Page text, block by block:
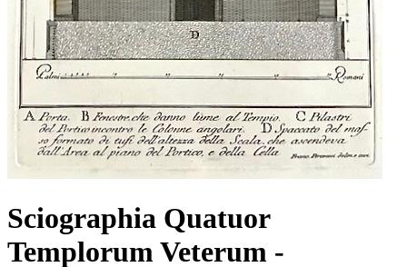
Sciographia Quatuor
Templorum Veterum -